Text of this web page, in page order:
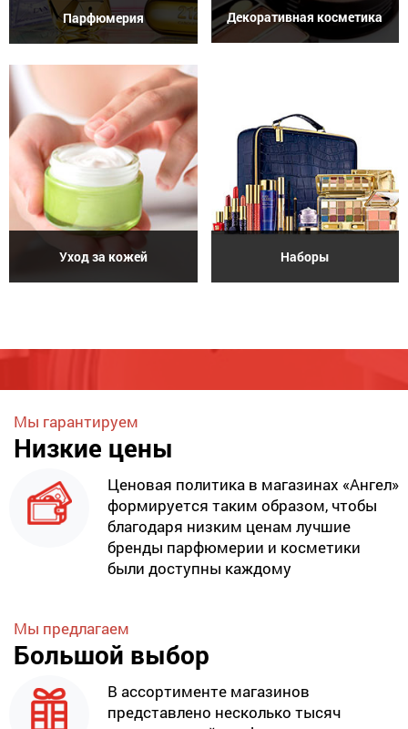
Парфюмерия Декоративная косметика
Уход за кожей Наборы
Мы гарантируем
Низкие цены
Ценовая политика в магазинах «Ангел»
формируется таким образом, чтобы
благодаря низким ценам лучшие
бренды парфюмерии и косметики
были доступны каждому
Мы предлагаем
Большой выбор
В ассортименте магазинов
представлено несколько тысяч